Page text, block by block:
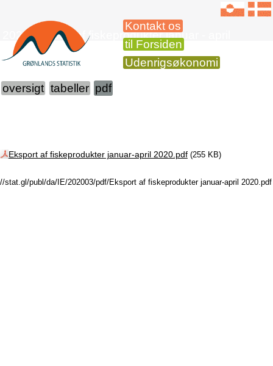
Kontakt os
til Forsiden
Udenrigsøkonomi
2020 Eksport af fiskeprodukter januar - april
oversigt tabeller pdf
Eksport af fiskeprodukter januar-april 2020.pdf(255 KB)
//stat.gl/publ/da/IE/202003/pdf/Eksport af fiskeprodukter januar-april 2020.pdf